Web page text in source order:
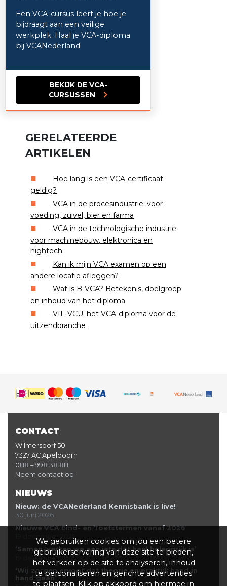
Een VCA-cursus leert je hoe je
bijdraagt aan een veilige
werkplek. Haal je VCA-diploma
bij VCANederland.
BEKIJK DE VCA-
CURSUSSEN
GERELATEERDE
ARTIKELEN
Hoe lang is een VCA-certificaat
geldig?
VCA in de procesindustrie: voor
voeding, zuivel, bier en farma
VCA in de technologische industrie:
voor machinebouw, elektronica en
hightech
Kan ik mijn VCA examen op een
andere locatie afleggen?
Wat is B-VCA? Betekenis, doelgroep
en inhoud van het diploma
VIL-VCU: het VCA-diploma voor de
uitzendbranche
CONTACT
Wilmersdorf 50
7327 AC Apeldoorn
088 – 998 38 88
Neem contact op
NIEUWS
Nieuw: de VCANederland Kennisbank is live!
30 juni 2026
Nieuwe VCA Eind- en Toetstermen vanaf 2026
19 december 2025
‘Samen werken we aan iets dat heel belangrijk is’
19 december 2025
‘Wij zorgen ervoor dat theorie en praktijk hand in
hand gaan’
We gebruiken cookies om jou een betere
gebruikerservaring van deze site te bieden,
het verkeer op de site te analyseren, inhoud
te personaliseren en gerichte advertenties